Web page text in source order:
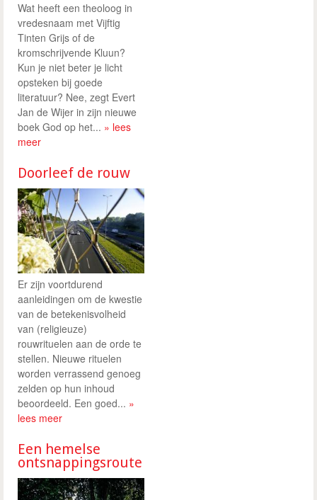
Wat heeft een theoloog in
vredesnaam met Vijftig
Tinten Grijs of de
kromschrijvende Kluun?
Kun je niet beter je licht
opsteken bij goede
literatuur? Nee, zegt Evert
Jan de Wijer in zijn nieuwe
boek God op het... » lees
meer
Doorleef de rouw
Er zijn voortdurend
aanleidingen om de kwestie
van de betekenisvolheid
van (religieuze)
rouwrituelen aan de orde te
stellen. Nieuwe rituelen
worden verrassend genoeg
zelden op hun inhoud
beoordeeld. Een goed... »
lees meer
Een hemelse
ontsnappingsroute